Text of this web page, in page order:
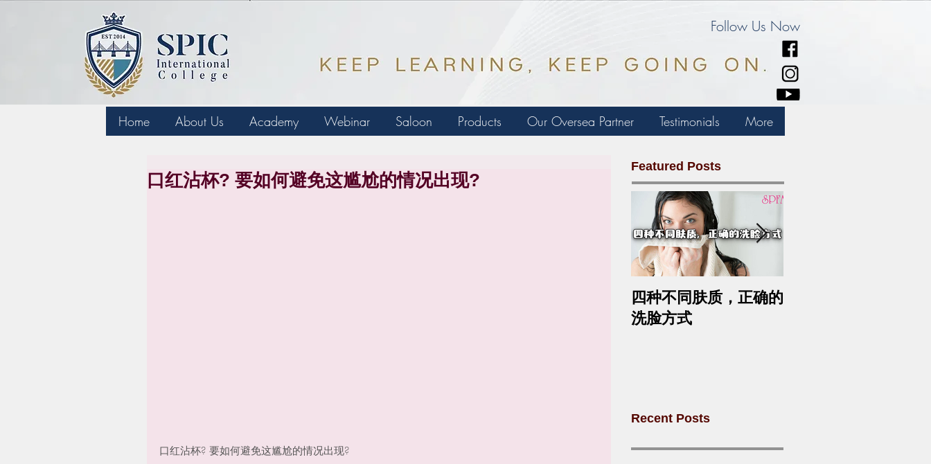
Follow Us Now
Home About Us Academy Webinar Saloon Products Our Oversea Partner Testimonials More
口红沾杯? 要如何避免这尴尬的情况出现?
口红沾杯? 要如何避免这尴尬的情况出现?
Featured Posts
四种不同肤质，正确的
洗脸方式
Recent Posts